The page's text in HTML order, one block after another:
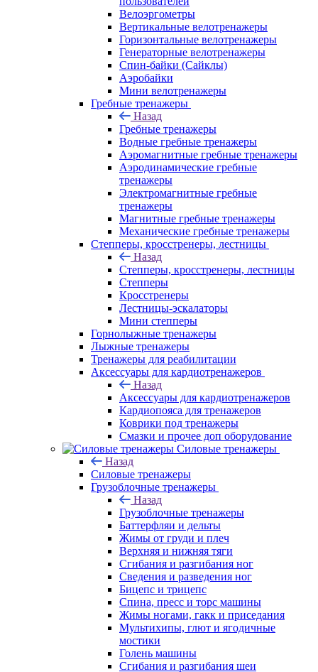
Велоэргометры
Вертикальные велотренажеры
Горизонтальные велотренажеры
Генераторные велотренажеры
Спин-байки (Сайклы)
Аэробайки
Мини велотренажеры
Гребные тренажеры
Назад
Гребные тренажеры
Водные гребные тренажеры
Аэромагнитные гребные тренажеры
Аэродинамические гребные
тренажеры
Электромагнитные гребные
тренажеры
Магнитные гребные тренажеры
Механические гребные тренажеры
Степперы, кросстренеры, лестницы
Назад
Степперы, кросстренеры, лестницы
Степперы
Кросстренеры
Лестницы-эскалаторы
Мини степперы
Горнолыжные тренажеры
Лыжные тренажеры
Тренажеры для реабилитации
Аксессуары для кардиотренажеров
Назад
Аксессуары для кардиотренажеров
Кардиопояса для тренажеров
Коврики под тренажеры
Смазки и прочее доп оборудование
Силовые тренажеры
Назад
Силовые тренажеры
Грузоблочные тренажеры
Назад
Грузоблочные тренажеры
Баттерфляи и дельты
Жимы от груди и плеч
Верхняя и нижняя тяги
Сгибания и разгибания ног
Сведения и разведения ног
Бицепс и трицепс
Спина, пресс и торс машины
Жимы ногами, гакк и приседания
Мультихипы, глют и ягодичные
мостики
Голень машины
Сгибания и разгибания шеи